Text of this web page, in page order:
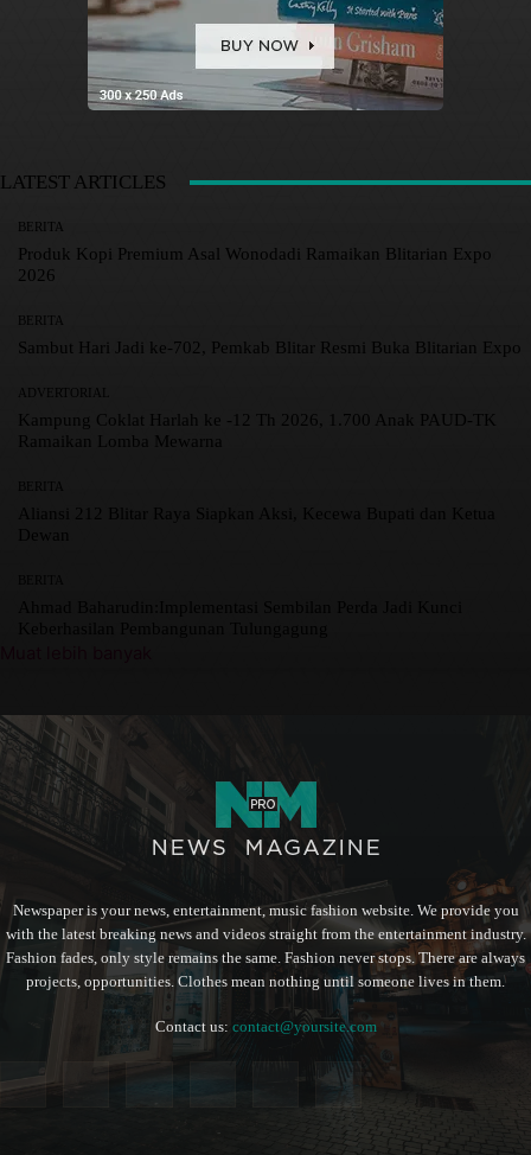
LATEST ARTICLES
BERITA
Produk Kopi Premium Asal Wonodadi Ramaikan Blitarian Expo
2026
BERITA
Sambut Hari Jadi ke-702, Pemkab Blitar Resmi Buka Blitarian Expo
ADVERTORIAL
Kampung Coklat Harlah ke -12 Th 2026, 1.700 Anak PAUD-TK
Ramaikan Lomba Mewarna
BERITA
Newspaper is your news, entertainment, music fashion website. We provide you
with the latest breaking news and videos straight from the entertainment industry.
Fashion fades, only style remains the same. Fashion never stops. There are always
projects, opportunities. Clothes mean nothing until someone lives in them.
Contact us: contact@yoursite.com